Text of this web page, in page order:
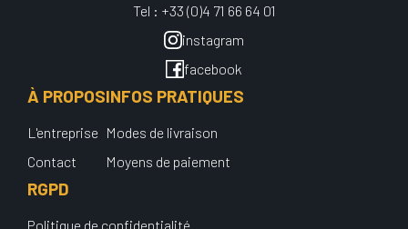
Tel : +33 (0)4 71 66 64 01
instagram
facebook
À PROPOS
L'entreprise
Contact
INFOS PRATIQUES
Modes de livraison
Moyens de paiement
RGPD
Politique de confidentialité